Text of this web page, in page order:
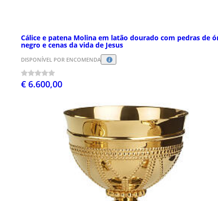
Cálice e patena Molina em latão dourado com pedras de
negro e cenas da vida de Jesus
DISPONÍVEL POR ENCOMENDA
€ 6.600,00